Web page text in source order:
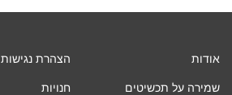
אודות
שמירה על תכשיטים
הצהרת נגישות
חנויות